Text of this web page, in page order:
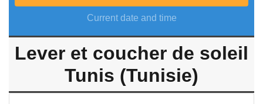
Current date and time
Lever et coucher de soleil
Tunis (Tunisie)